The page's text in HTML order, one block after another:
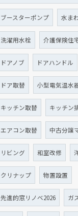
ブースターポンプ 水ま
洗濯用水栓 介護保険住
ドアノブ ドアハンドル
ドア取替 小型電気温水
キッチン取替 キッチン
エアコン取替 中古分譲
リビング 和室改修
クリナップ 物置設置
先進的窓リノベ2026 ガ